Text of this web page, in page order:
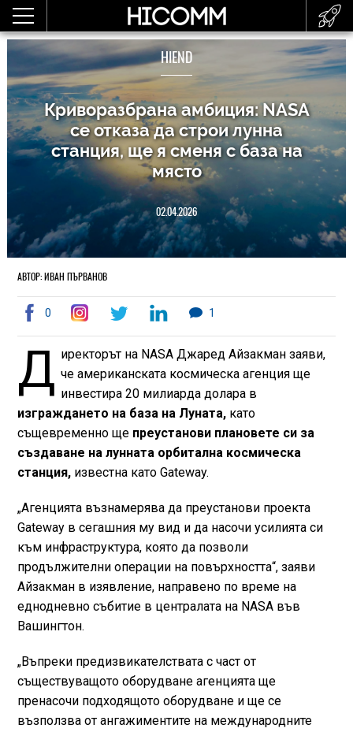
HIEND
Криворазбрана амбиция: NASA
се отказа да строи лунна
станция, ще я сменя с база на
място
02.04.2026
АВТОР: ИВАН ПЪРВАНОВ
0 1
Д иректорът на NASA Джаред Айзакман заяви,
че американската космическа агенция ще
инвестира 20 милиарда долара в
изграждането на база на Луната,като
същевременно щепреустанови плановете си за
създаване на лунната орбитална космическа
станция,известна като Gateway.
„Агенцията възнамерява да преустанови проекта
Gateway в сегашния му вид и да насочи усилията си
към инфраструктура, която да позволи
продължителни операции на повърхността“, заяви
Айзакман в изявление, направено по време на
еднодневно събитие в централата на NASA във
Вашингтон.
„Въпреки предизвикателствата с част от
съществуващото оборудване агенцията ще
пренасочи подходящото оборудване и ще се
възползва от ангажиментите на международните